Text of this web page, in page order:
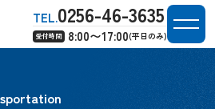
TEL.0256-46-3635
受付時間 8:00〜17:00(平日のみ)